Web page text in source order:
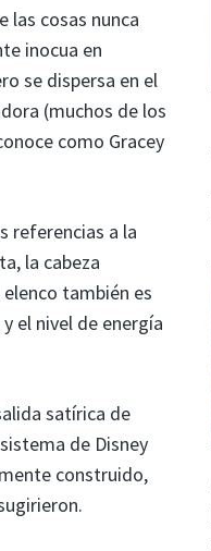
las cosas nunca
inocua en
se dispersa en el
(muchos de los
como Gracey
referencias a la
la cabeza
también es
el nivel de energía
satírica de
de Disney
construido,